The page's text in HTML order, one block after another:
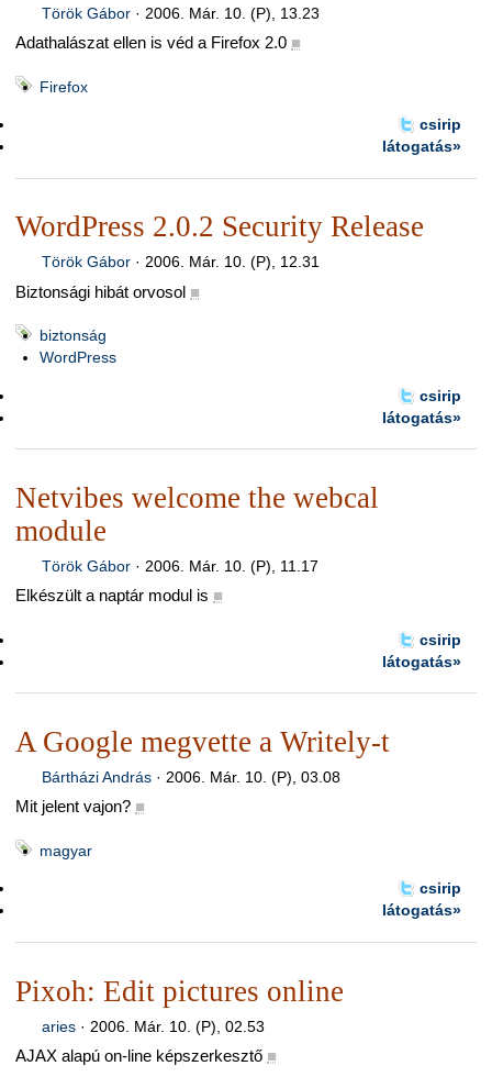
Török Gábor· 2006. Már. 10. (P), 13.23
Adathalászat ellen is véd a Firefox 2.0 ■
Firefox
csirip
látogatás»
WordPress 2.0.2 Security Release
Török Gábor· 2006. Már. 10. (P), 12.31
Biztonsági hibát orvosol ■
biztonság
WordPress
csirip
látogatás»
Netvibes welcome the webcal
module
Török Gábor· 2006. Már. 10. (P), 11.17
Elkészült a naptár modul is ■
csirip
látogatás»
A Google megvette a Writely-t
Bártházi András· 2006. Már. 10. (P), 03.08
Mit jelent vajon? ■
magyar
csirip
látogatás»
Pixoh: Edit pictures online
aries· 2006. Már. 10. (P), 02.53
AJAX alapú on-line képszerkesztő ■